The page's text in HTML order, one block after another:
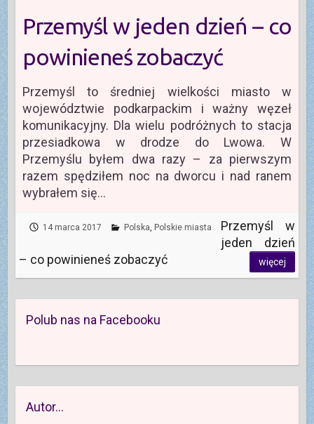
Przemyśl w jeden dzień – co
powinieneś zobaczyć
Przemyśl to średniej wielkości miasto w
województwie podkarpackim i ważny węzeł
komunikacyjny. Dla wielu podróżnych to stacja
przesiadkowa w drodze do Lwowa. W
Przemyślu byłem dwa razy – za pierwszym
razem spędziłem noc na dworcu i nad ranem
wybrałem się…
14 marca 2017 Polska, Polskie miasta
Przemyśl w
jeden dzień
– co powinieneś zobaczyć
więcej
Polub nas na Facebooku
Autor…